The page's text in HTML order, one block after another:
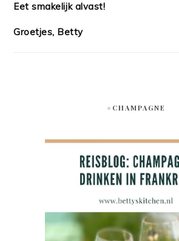
Eet smakelijk alvast!
Groetjes, Betty
#CHAMPAGNE